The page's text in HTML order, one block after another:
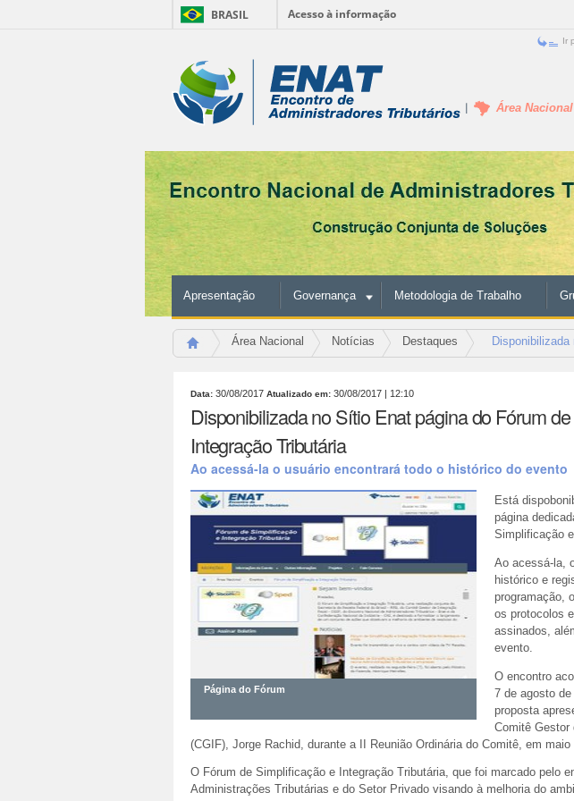
BRASIL Acesso à informação
conteúdo.
a
navegação
Ir
Ferramentas
Pessoais
Área Nacional
Apresentação Governança Metodologia de Trabalho
Área Nacional Notícias Destaques
Data: 30/08/2017 Atualizado em: 30/08/2017 | 12:10
Disponibilizada no Sítio Enat página do Fórum
Integração Tributária
Ao acessá-la o usuário encontrará todo o histórico do evento
Página do Fórum
Está
página
Simplificação
Ao acessá-la,
histórico e
programação,
os protocolos
assinados,
evento.
O encontro
7 de agosto
proposta
Comitê Gestor
(CGIF), Jorge Rachid, durante a II Reunião Ordinária do Comitê, em maio
O Fórum de Simplificação e Integração Tributária, que foi marcado pelo
Administrações Tributárias e do Setor Privado visando à melhoria do